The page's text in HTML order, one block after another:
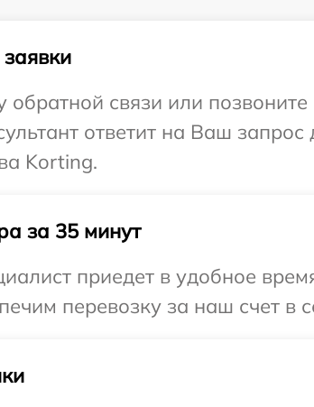
связи или
ответит на Ваш
Korting.
за 35 минут
приедет в удобное
перевозку за наш счет в